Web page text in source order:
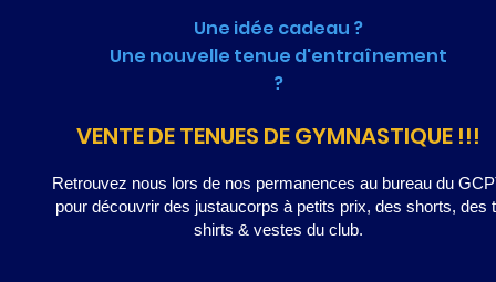
Une idée cadeau ?
Une nouvelle tenue d'entraînement
?
VENTE DE TENUES DE GYMNASTIQUE !!!
Retrouvez nous lors de nos permanences au bureau du
pour découvrir des justaucorps à petits prix, des shorts, des
shirts & vestes du club.